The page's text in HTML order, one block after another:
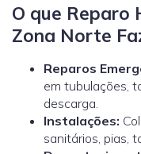
O que Reparo
Zona Norte
Reparos
em tubulações,
descarga.
Instalações:
sanitários, pias,